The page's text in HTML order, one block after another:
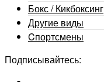
Бокс / Кикбоксинг
Другие виды
Cпортсмены
Подписывайтесь: